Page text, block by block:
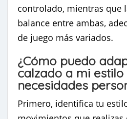
controlado, mientras que
balance entre ambas,
de juego más variados.
¿Cómo puedo
calzado a mi
necesidades
Primero, identifica tu